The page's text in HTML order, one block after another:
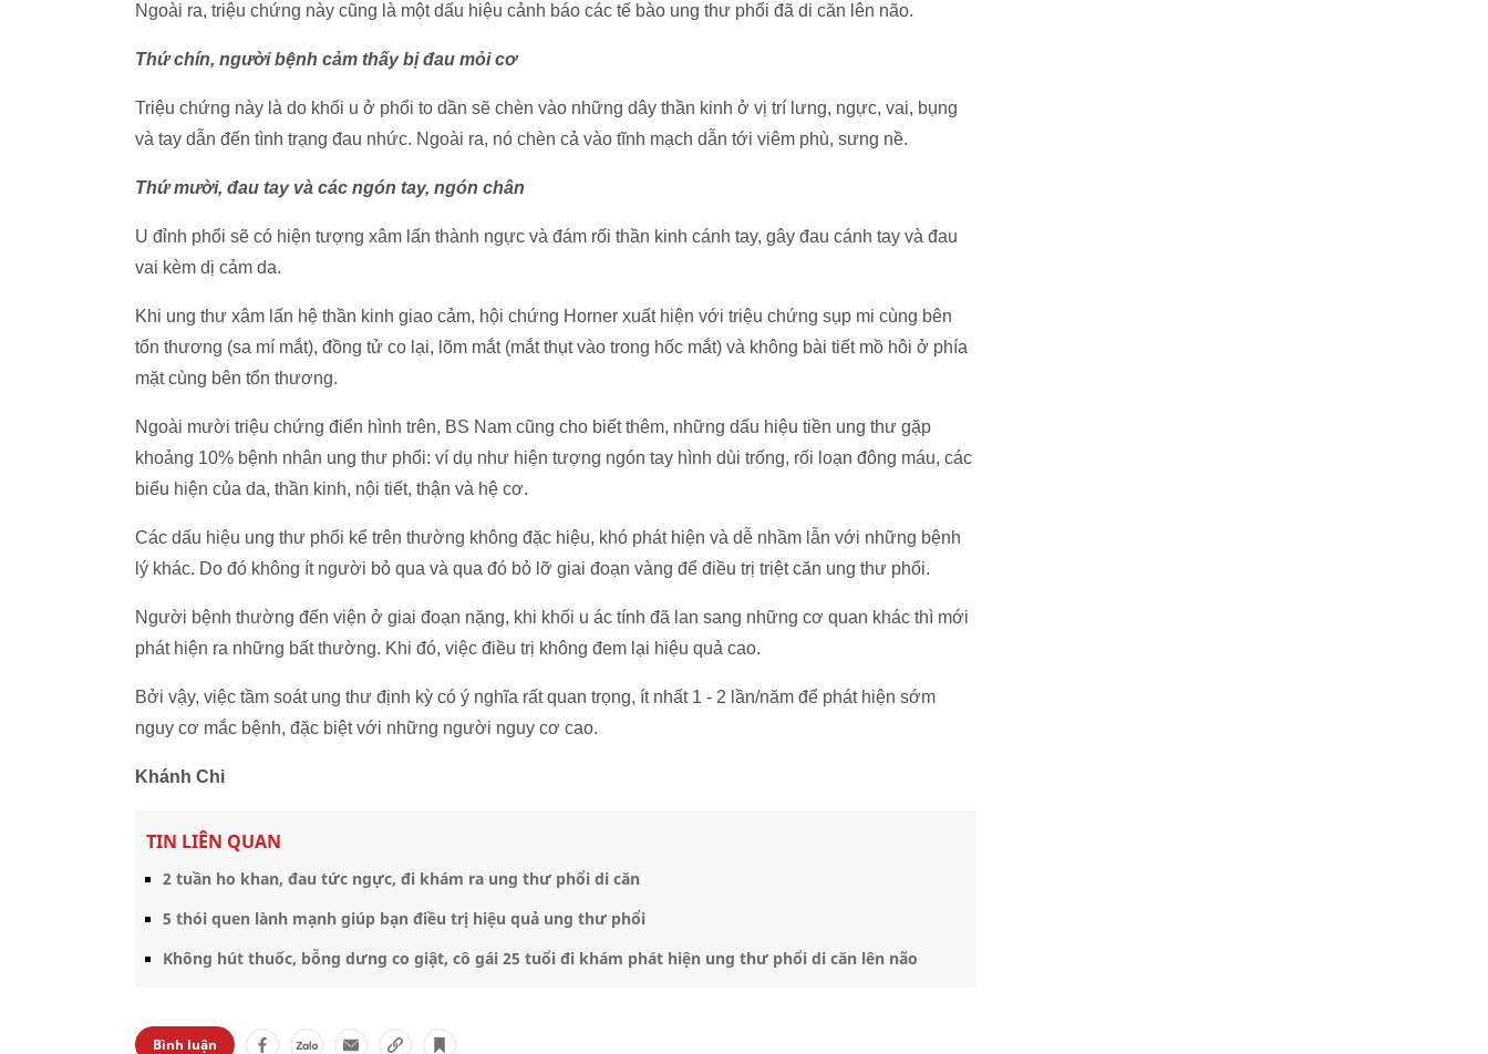
Ngoài ra, triệu chứng này cũng là một dấu hiệu cảnh báo các tế bào ung thư phổi đã di căn lên não.
Thứ chín, người bệnh cảm thấy bị đau mỏi cơ
Triệu chứng này là do khối u ở phổi to dần sẽ chèn vào những dây thần kinh ở vị trí lưng, ngực, vai, bụng
và tay dẫn đến tình trạng đau nhức. Ngoài ra, nó chèn cả vào tĩnh mạch dẫn tới viêm phù, sưng nề.
Thứ mười, đau tay và các ngón tay, ngón chân
U đỉnh phổi sẽ có hiện tượng xâm lấn thành ngực và đám rối thần kinh cánh tay, gây đau cánh tay và đau
vai kèm dị cảm da.
Khi ung thư xâm lấn hệ thần kinh giao cảm, hội chứng Horner xuất hiện với triệu chứng sụp mi cùng bên
tổn thương (sa mí mắt), đồng tử co lại, lõm mắt (mắt thụt vào trong hốc mắt) và không bài tiết mồ hôi ở phía
mặt cùng bên tổn thương.
Ngoài mười triệu chứng điển hình trên, BS Nam cũng cho biết thêm, những dấu hiệu tiền ung thư gặp
khoảng 10% bệnh nhân ung thư phổi: ví dụ như hiện tượng ngón tay hình dùi trống, rối loạn đông máu, các
biểu hiện của da, thần kinh, nội tiết, thận và hệ cơ.
Các dấu hiệu ung thư phổi kể trên thường không đặc hiệu, khó phát hiện và dễ nhầm lẫn với những bệnh
lý khác. Do đó không ít người bỏ qua và qua đó bỏ lỡ giai đoạn vàng để điều trị triệt căn ung thư phổi.
Người bệnh thường đến viện ở giai đoạn nặng, khi khối u ác tính đã lan sang những cơ quan khác thì mới
phát hiện ra những bất thường. Khi đó, việc điều trị không đem lại hiệu quả cao.
Bởi vậy, việc tầm soát ung thư định kỳ có ý nghĩa rất quan trọng, ít nhất 1 - 2 lần/năm để phát hiện sớm
nguy cơ mắc bệnh, đặc biệt với những người nguy cơ cao.
Khánh Chi
TIN LIÊN QUAN
2 tuần ho khan, đau tức ngực, đi khám ra ung thư phổi di căn
5 thói quen lành mạnh giúp bạn điều trị hiệu quả ung thư phổi
Không hút thuốc, bỗng dưng co giật, cô gái 25 tuổi đi khám phát hiện ung thư phổi di căn lên não
Bình luận